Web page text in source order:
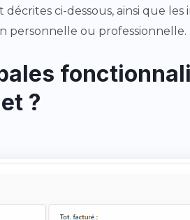
ci-dessous, ainsi que les
ou professionnelle.
?